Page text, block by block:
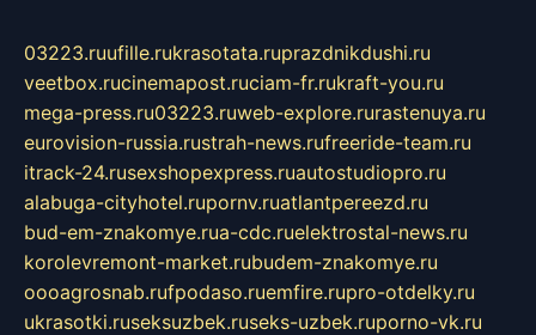
03223.ruufille.rukrasotata.ruprazdnikdushi.ru
veetbox.rucinemapost.ruciam-fr.rukraft-you.ru
mega-press.ru03223.ruweb-explore.rurastenuya.ru
eurovision-russia.rustrah-news.rufreeride-team.ru
itrack-24.rusexshopexpress.ruautostudiopro.ru
alabuga-cityhotel.rupornv.ruatlantpereezd.ru
bud-em-znakomye.rua-cdc.ruelektrostal-news.ru
korolevremont-market.rubudem-znakomye.ru
oooagrosnab.rufpodaso.ruemfire.rupro-otdelky.ru
ukrasotki.ruseksuzbek.ruseks-uzbek.ruporno-vk.ru